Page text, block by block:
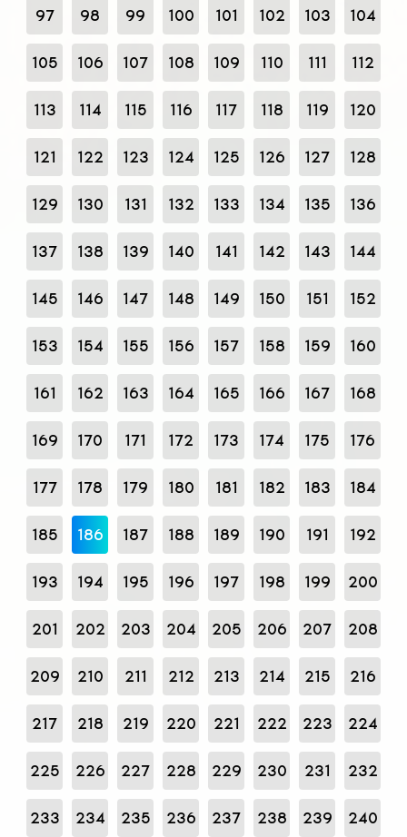
97 98 99 100 101 102 103 104
105 106 107 108 109 110 111 112
113 114 115 116 117 118 119 120
121 122 123 124 125 126 127 128
129 130 131 132 133 134 135 136
137 138 139 140 141 142 143 144
145 146 147 148 149 150 151 152
153 154 155 156 157 158 159 160
161 162 163 164 165 166 167 168
169 170 171 172 173 174 175 176
177 178 179 180 181 182 183 184
185 186 187 188 189 190 191 192
193 194 195 196 197 198 199 200
201 202 203 204 205 206 207 208
209 210 211 212 213 214 215 216
217 218 219 220 221 222 223 224
225 226 227 228 229 230 231 232
233 234 235 236 237 238 239 240